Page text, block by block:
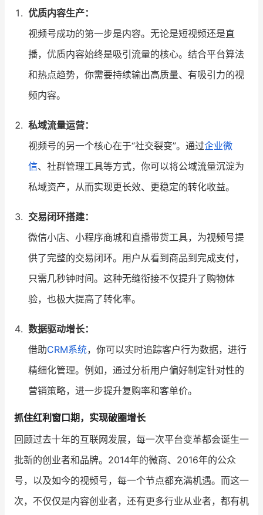
优质内容生产：
视频号成功的第一步是内容。无论是短视频还是直
播，优质内容始终是吸引流量的核心。结合平台算法
和热点趋势，你需要持续输出高质量、有吸引力的视
频内容。
私域流量运营：
视频号的另一个核心在于“社交裂变”。通过企业微
信、社群管理工具等方式，你可以将公域流量沉淀为
私域资产，从而实现更长效、更稳定的转化收益。
交易闭环搭建：
微信小店、小程序商城和直播带货工具，为视频号提
供了完整的交易闭环。用户从看到商品到完成支付，
只需几秒钟时间。这种无缝衔接不仅提升了购物体
验，也极大提高了转化率。
数据驱动增长：
借助CRM系统，你可以实时追踪客户行为数据，进行
精细化管理。例如，通过分析用户偏好制定针对性的
营销策略，进一步提升复购率和客单价。
抓住红利窗口期，实现破圈增长
回顾过去十年的互联网发展，每一次平台变革都会诞生一
批新的创业者和品牌。2014年的微商、2016年的公众
号，以及如今的视频号，每一个节点都充满机遇。而这一
次，不仅仅是内容创业者，还有更多行业从业者，都有机